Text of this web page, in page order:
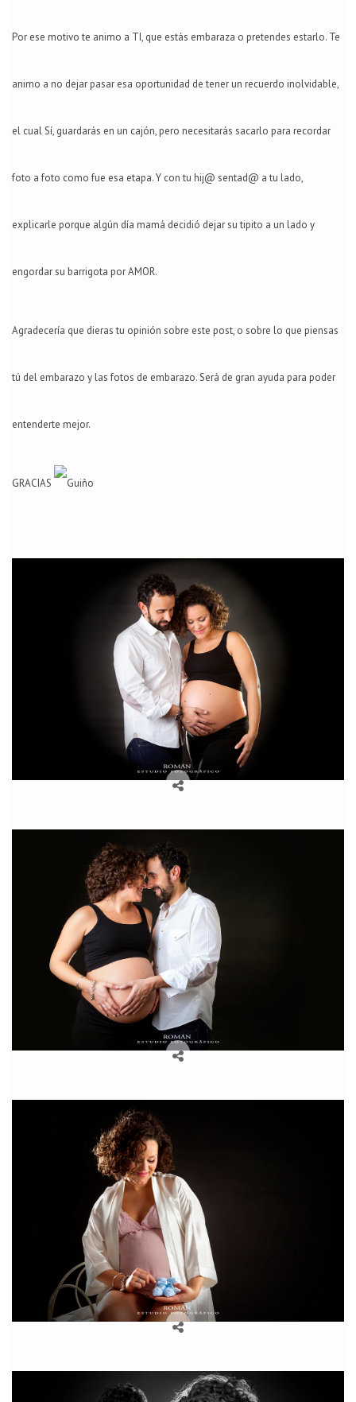
Por ese motivo te animo a TI, que estás embaraza o pretendes estarlo. Te
animo a no dejar pasar esa oportunidad de tener un recuerdo inolvidable,
el cual Sí, guardarás en un cajón, pero necesitarás sacarlo para recordar
foto a foto como fue esa etapa. Y con tu hij@ sentad@ a tu lado,
explicarle porque algún día mamá decidió dejar su tipito a un lado y
engordar su barrigota por AMOR.
Agradecería que dieras tu opinión sobre este post, o sobre lo que piensas
tú del embarazo y las fotos de embarazo. Será de gran ayuda para poder
entenderte mejor.
GRACIAS